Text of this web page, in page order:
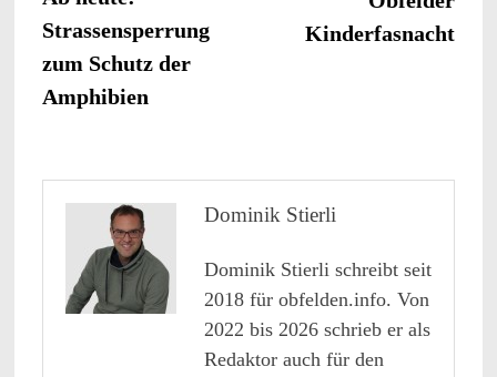
Strassensperrung
zum Schutz der
Amphibien
Kinderfasnacht
Dominik Stierli
Dominik Stierli schreibt seit
2018 für obfelden.info. Von
2022 bis 2026 schrieb er als
Redaktor auch für den